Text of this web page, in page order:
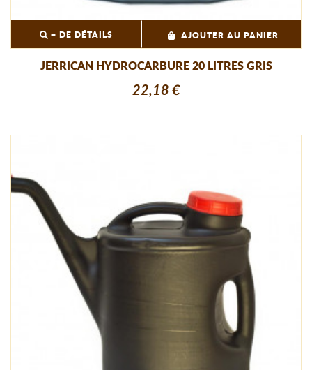
+ DE DÉTAILS AJOUTER AU PANIER
JERRICAN HYDROCARBURE 20 LITRES GRIS
22,18 €